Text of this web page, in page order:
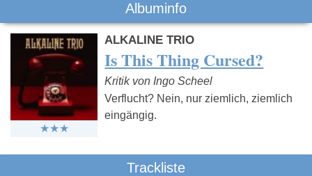
Albuminfo
ALKALINE TRIO
Is This Thing Cursed?
Kritik von Ingo Scheel
Verflucht? Nein, nur ziemlich, ziemlich
eingängig.
Trackliste